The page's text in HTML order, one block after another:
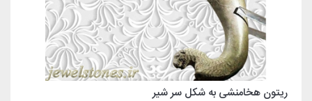
ریتون هخامنشی به شکل سر شیر